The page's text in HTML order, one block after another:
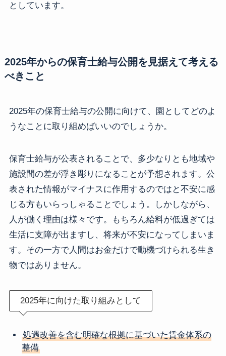
としています。
2025年からの保育士給与公開を見据えて考える
べきこと
2025年の保育士給与の公開に向けて、園としてどのよ
うなことに取り組めばいいのでしょうか。
保育士給与が公表されることで、多少なりとも地域や
施設間の差が浮き彫りになることが予想されます。公
表された情報がマイナスに作用するのではと不安に感
じる方もいらっしゃることでしょう。しかしながら、
人が働く理由は様々です。もちろん給料が低過ぎては
生活に支障が出ますし、将来が不安になってしまいま
す。その一方で人間はお金だけで動機づけられる生き
物ではありません。
2025年に向けた取り組みとして
処遇改善を含む明確な根拠に基づいた賃金体系の
整備